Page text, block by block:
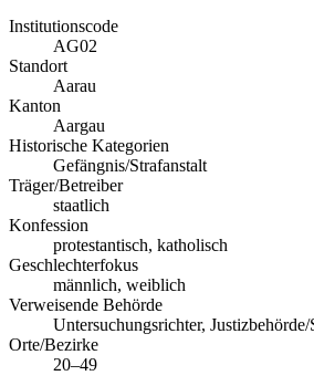
Institutionscode
AG02
Standort
Aarau
Kanton
Aargau
Historische Kategorien
Gefängnis/Strafanstalt
Träger/Betreiber
staatlich
Konfession
protestantisch, katholisch
Geschlechterfokus
männlich, weiblich
Verweisende Behörde
Untersuchungsrichter,
Orte/Bezirke
20–49